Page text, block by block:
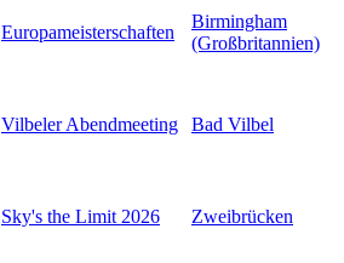
Europameisterschaften
Birmingham
(Großbritannien)
Vilbeler Abendmeeting Bad Vilbel
Sky's the Limit 2026 Zweibrücken